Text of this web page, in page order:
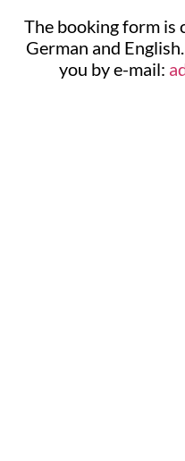
The booking form is
German and
you by e-mail: